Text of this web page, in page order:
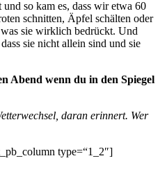
so kam es, dass wir etwa 60
schnitten, Äpfel schälten oder
was sie wirklich bedrückt. Und
sie nicht allein sind und sie
Abend wenn du in den Spiegel
daran erinnert. Wer
type=“1_2″]